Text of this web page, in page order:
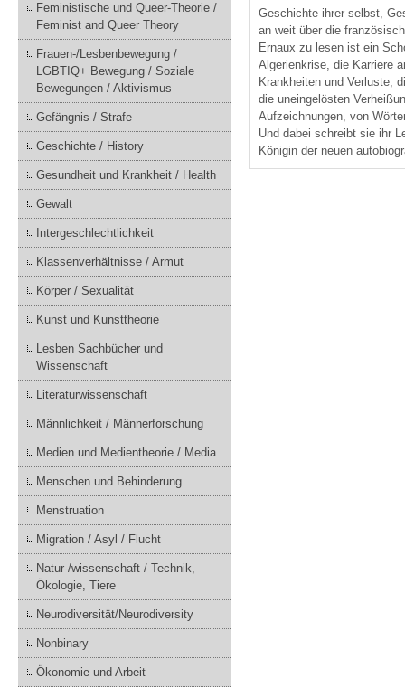
Feministische und Queer-Theorie /
Feminist and Queer Theory
Frauen-/Lesbenbewegung /
LGBTIQ+ Bewegung / Soziale
Bewegungen / Aktivismus
Gefängnis / Strafe
Geschichte / History
Gesundheit und Krankheit / Health
Gewalt
Intergeschlechtlichkeit
Klassenverhältnisse / Armut
Körper / Sexualität
Kunst und Kunsttheorie
Lesben Sachbücher und
Wissenschaft
Literaturwissenschaft
Männlichkeit / Männerforschung
Medien und Medientheorie / Media
Menschen und Behinderung
Menstruation
Migration / Asyl / Flucht
Natur-/wissenschaft / Technik,
Ökologie, Tiere
Neurodiversität/Neurodiversity
Nonbinary
Ökonomie und Arbeit
Geschichte ihrer selbst,
an weit über die
Ernaux zu lesen ist ein
Algerienkrise, die Karriere
Krankheiten und Verluste,
die uneingelösten
Aufzeichnungen, von
Und dabei schreibt sie ihr
Königin der neuen